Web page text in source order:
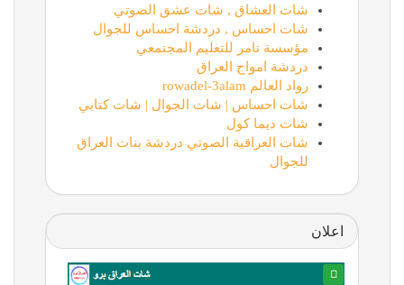
شات العشاق , شات عشق الصوتي
شات احساس , دردشة احساس للجوال
مؤسسة تامر للتعليم المجتمعي
دردشة امواج العراق
رواد العالم rowadel-3alam
شات احساس | شات الجوال | شات كتابي
شات ديما كول
شات العراقية الصوتي دردشة بنات العراق
للجوال
اعلان